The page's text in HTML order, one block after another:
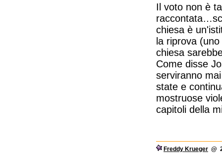
Il voto non è
chiesa è
la riprova
chiesa
Come disse
serviranno
state e
mostruose
capitoli della
Freddy Krueger @